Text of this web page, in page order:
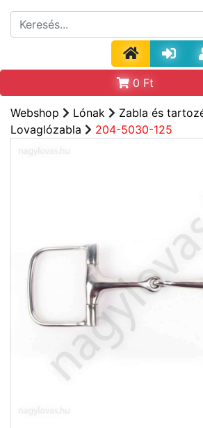
0 Ft
Webshop Lónak
Zabla és
Lovaglózabla
204-5030-125